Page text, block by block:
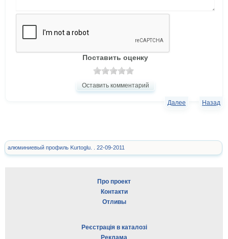
Поставить оценку
Оставить комментарий
Назад
Далее
алюминиевый профиль Kurtoglu. . 22-09-2011
Про проект
Контакти
Отливы
Реєстрація в каталозі